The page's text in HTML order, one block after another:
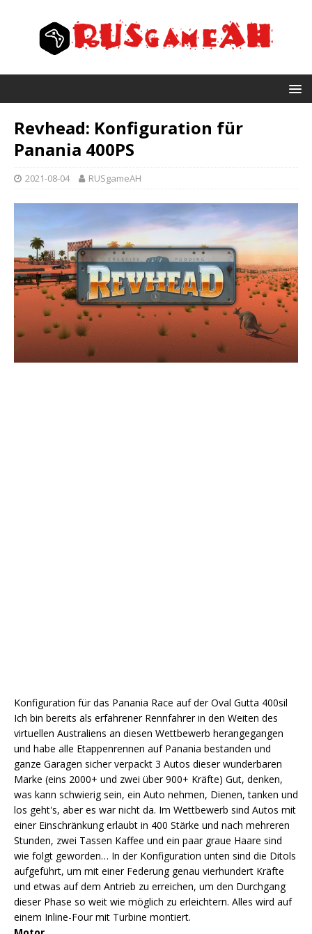
Revhead: Konfiguration für
Panania 400PS
2021-08-04 RUSgameAH
Konfiguration für das Panania Race auf der Oval Gutta 400sil
Ich bin bereits als erfahrener Rennfahrer in den Weiten des
virtuellen Australiens an diesen Wettbewerb herangegangen
und habe alle Etappenrennen auf Panania bestanden und
ganze Garagen sicher verpackt 3 Autos dieser wunderbaren
Marke (eins 2000+ und zwei über 900+ Kräfte) Gut, denken,
was kann schwierig sein, ein Auto nehmen, Dienen, tanken und
los geht's, aber es war nicht da. Im Wettbewerb sind Autos mit
einer Einschränkung erlaubt in 400 Stärke und nach mehreren
Stunden, zwei Tassen Kaffee und ein paar graue Haare sind
wie folgt geworden… In der Konfiguration unten sind die Ditols
aufgeführt, um mit einer Federung genau vierhundert Kräfte
und etwas auf dem Antrieb zu erreichen, um den Durchgang
dieser Phase so weit wie möglich zu erleichtern. Alles wird auf
einem Inline-Four mit Turbine montiert.